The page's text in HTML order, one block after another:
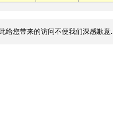
给您带来的访问不便我们深感歉意.